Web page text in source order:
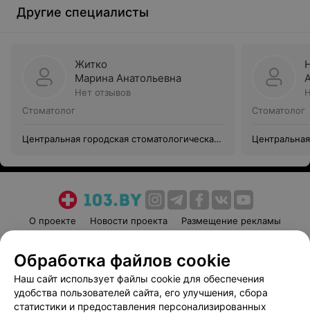
Другие специалисты
Житко
Марина Анатольевна
Нет отзывов
Стоматолог
Центральная городская стоматологическая
Стоматолог
О проекте Новости проекта
Размещение рекламы
Пользовательское соглашение
Способы оплаты
Вакансии
Партнеры
Написать руководителю 103.by
Обработка файлов cookie
Наш сайт использует файлы cookie для обеспечения
удобства пользователей сайта, его улучшения, сбора
статистики и предоставления персонализированных